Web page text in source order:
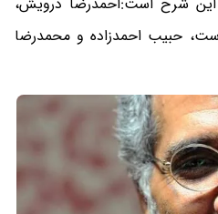
حبیب احمدزاده و محمدرضا